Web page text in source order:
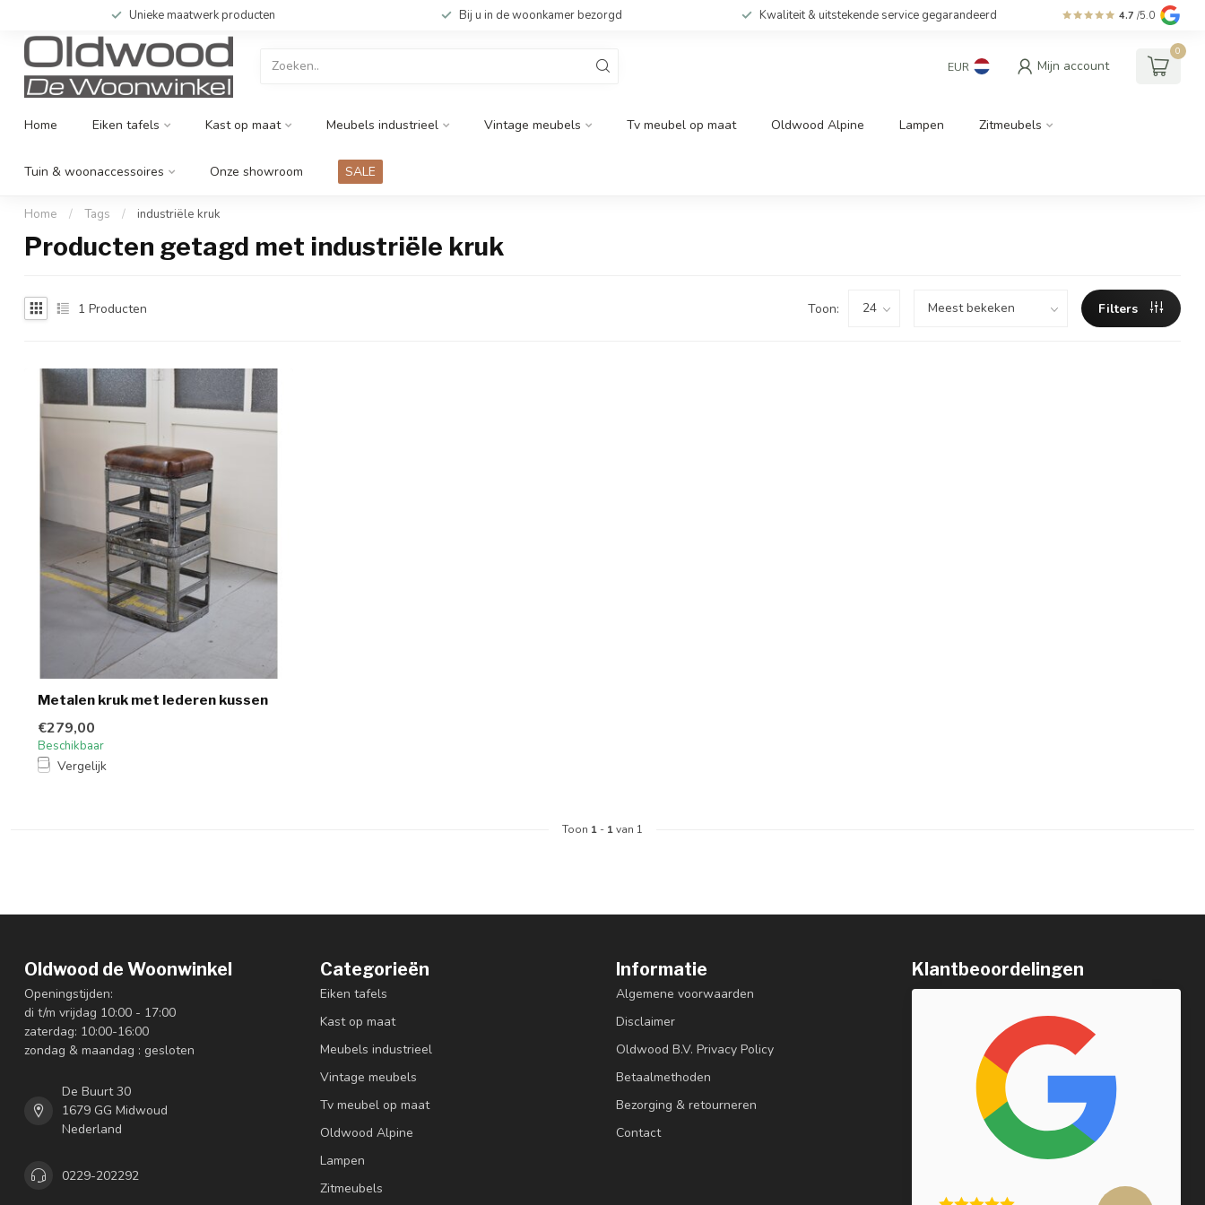
Unieke maatwerk producten Bij u in de woonkamer bezorgd Kwaliteit & uitstekende service gegarandeerd 4.7 /5.0
EUR Mijn account
0
Home Eiken tafels Kast op maat Meubels industrieel Vintage meubels Tv meubel op maat Oldwood Alpine Lampen Zitmeubels
Tuin & woonaccessoires Onze showroom SALE
Home / Tags / industriële kruk
Producten getagd met industriële kruk
1 Producten Toon: Filters
Metalen kruk met lederen kussen
€279,00
Beschikbaar
Vergelijk
Toon 1 - 1van 1
Oldwood de Woonwinkel
Openingstijden:
di t/m vrijdag 10:00 - 17:00
zaterdag: 10:00-16:00
zondag & maandag : gesloten
De Buurt 30
1679 GG Midwoud
Nederland
0229-202292
Categorieën
Eiken tafels
Kast op maat
Meubels industrieel
Vintage meubels
Tv meubel op maat
Oldwood Alpine
Lampen
Zitmeubels
Informatie
Algemene voorwaarden
Disclaimer
Oldwood B.V. Privacy Policy
Betaalmethoden
Bezorging & retourneren
Contact
Klantbeoordelingen